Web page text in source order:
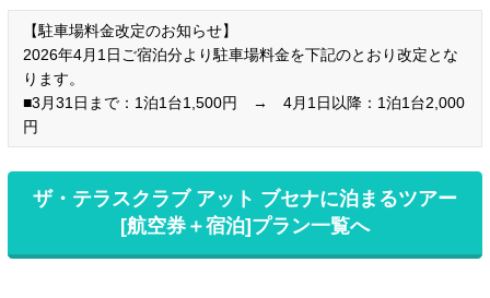
【駐車場料金改定のお知らせ】
2026年4月1日ご宿泊分より駐車場料金を下記のとおり改定とな
ります。
■3月31日まで：1泊1台1,500円 → 4月1日以降：1泊1台2,000
円
ザ・テラスクラブ アット ブセナに泊まるツアー
[航空券＋宿泊]プラン一覧へ